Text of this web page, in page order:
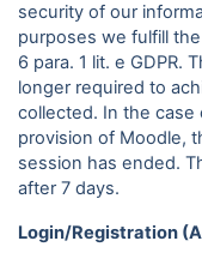
security of our
purposes we fulfill
6 para. 1 lit. e GDPR.
longer required to
collected. In the
provision of Moodle,
session has ended.
after 7 days.
Login/Registration